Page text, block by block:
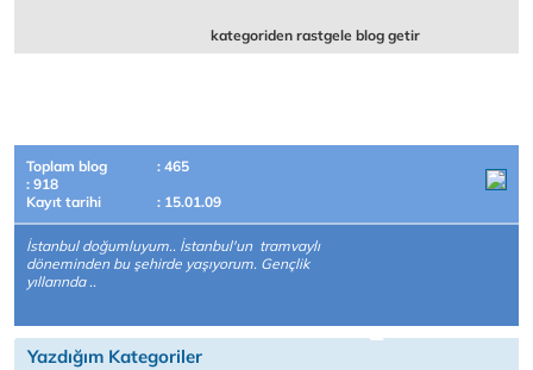
kategoriden rastgele blog getir
Toplam blog
: 465
: 918
Kayıt tarihi
: 15.01.09
İstanbul doğumluyum.. İstanbul'un tramvaylı
döneminden bu şehirde yaşıyorum. Gençlik
yıllarında ..
Yazdığım Kategoriler